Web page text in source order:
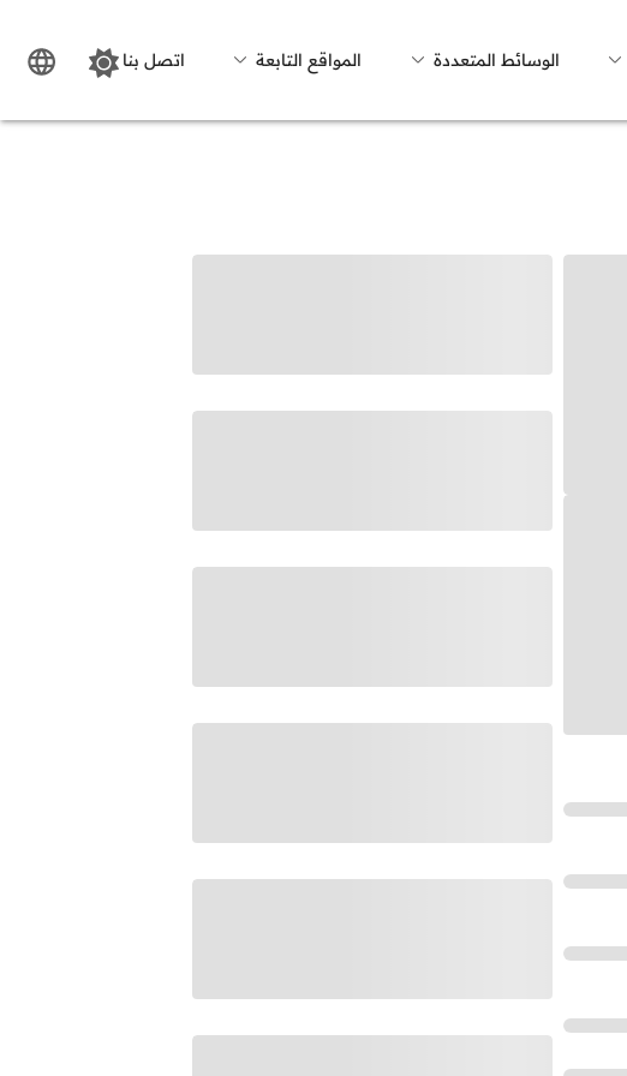
الوسائط المتعددة المواقع التابعة اتصل بنا